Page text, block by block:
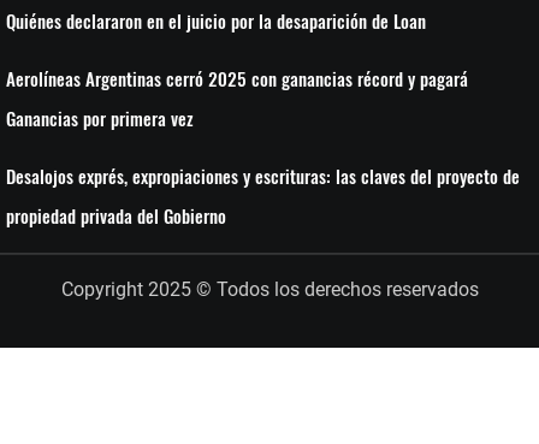
Quiénes declararon en el juicio por la desaparición de Loan
Aerolíneas Argentinas cerró 2025 con ganancias récord y pagará
Ganancias por primera vez
Desalojos exprés, expropiaciones y escrituras: las claves del proyecto de
propiedad privada del Gobierno
Copyright 2025 © Todos los derechos reservados